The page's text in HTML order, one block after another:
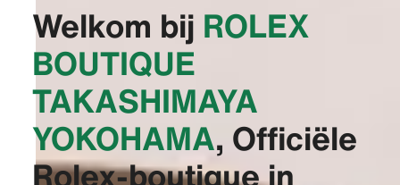
Welkom bij ‭ROLEX
BOUTIQUE
TAKASHIMAYA
YOKOHAMA‬, Officiële
Rolex-boutique in